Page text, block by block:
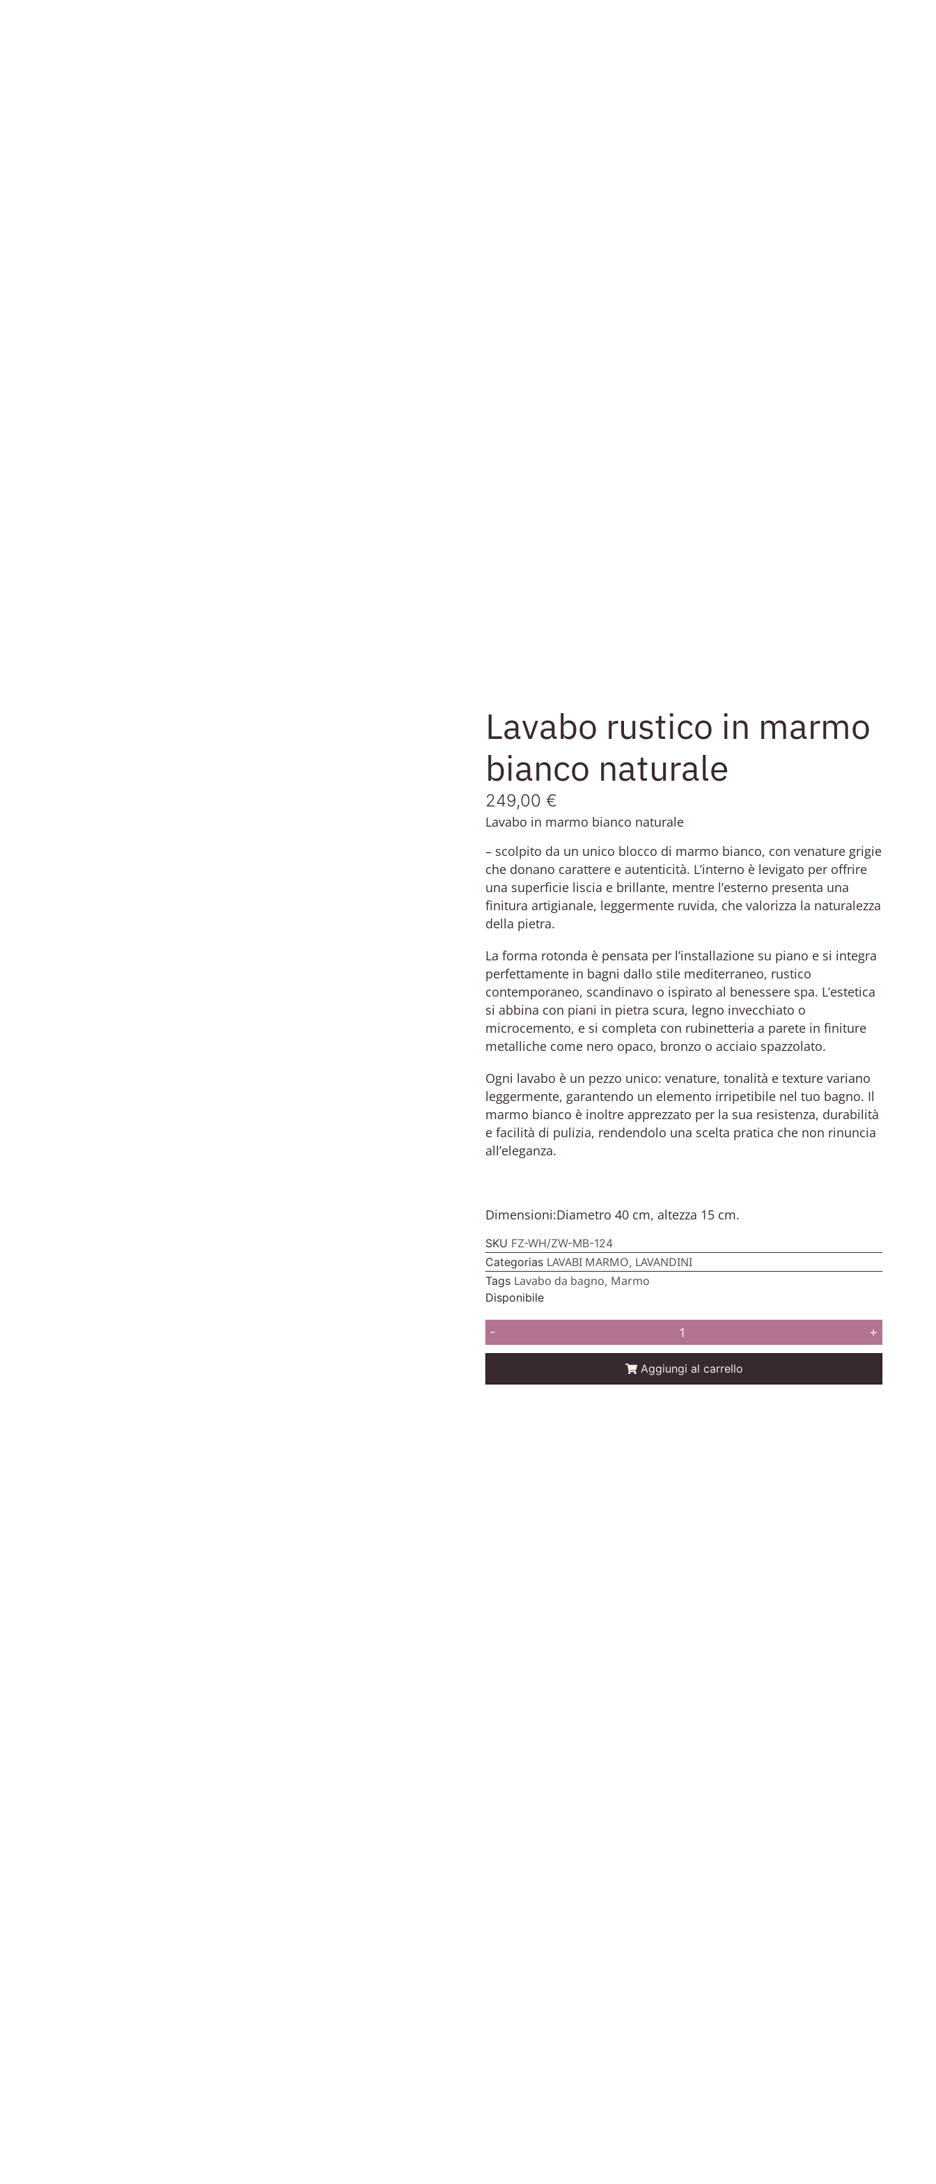
Lavabo rustico in marmo
bianco naturale
249,00 €
Lavabo in marmo bianco naturale
– scolpito da un unico blocco di marmo bianco, con venature grigie
che donano carattere e autenticità. L’interno è levigato per offrire
una superficie liscia e brillante, mentre l’esterno presenta una
finitura artigianale, leggermente ruvida, che valorizza la naturalezza
della pietra.
La forma rotonda è pensata per l’installazione su piano e si integra
perfettamente in bagni dallo stile mediterraneo, rustico
contemporaneo, scandinavo o ispirato al benessere spa. L’estetica
si abbina con piani in pietra scura, legno invecchiato o
microcemento, e si completa con rubinetteria a parete in finiture
metalliche come nero opaco, bronzo o acciaio spazzolato.
Ogni lavabo è un pezzo unico: venature, tonalità e texture variano
leggermente, garantendo un elemento irripetibile nel tuo bagno. Il
marmo bianco è inoltre apprezzato per la sua resistenza, durabilità
e facilità di pulizia, rendendolo una scelta pratica che non rinuncia
all’eleganza.
Dimensioni:Diametro 40 cm, altezza 15 cm.
SKU FZ-WH/ZW-MB-124
Categorias LAVABI MARMO, LAVANDINI
Tags Lavabo da bagno, Marmo
Disponibile
- +
Aggiungi al carrello